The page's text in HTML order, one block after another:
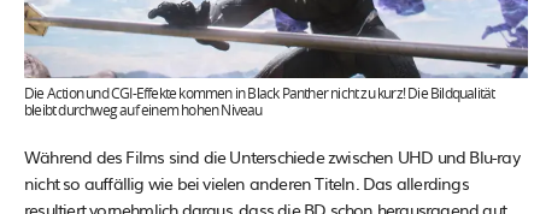
Die Action und CGI-Effekte kommen in Black Panther nicht zu kurz! Die Bildqualität
bleibt durchweg auf einem hohen Niveau
Während des Films sind die Unterschiede zwischen UHD und Blu-ray
nicht so auffällig wie bei vielen anderen Titeln. Das allerdings
resultiert vornehmlich daraus, dass die BD schon herausragend gut